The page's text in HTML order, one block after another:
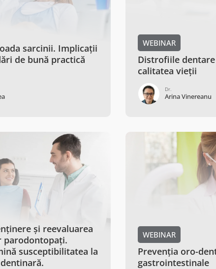
sarcinii. Implicații
de bună practică
WEBINAR
Distrofiile
calitatea vieții
Dr.
Arina Vinereanu
și reevaluarea
parodontopați.
susceptibilitatea la
WEBINAR
Prevenția oro-
gastrointestinale